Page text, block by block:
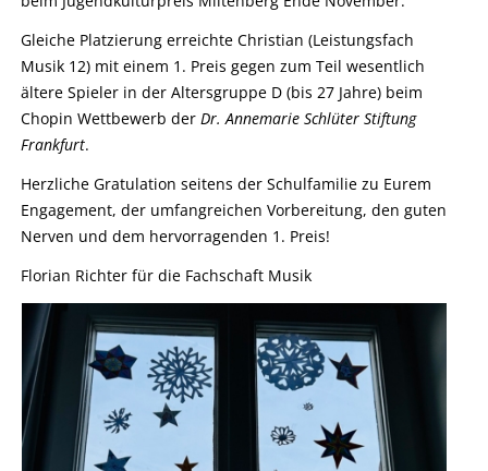
Gleiche Platzierung erreichte Christian (Leistungsfach
Musik 12) mit einem 1. Preis gegen zum Teil wesentlich
ältere Spieler in der Altersgruppe D (bis 27 Jahre) beim
Chopin Wettbewerb der Dr. Annemarie Schlüter Stiftung
Frankfurt.
Herzliche Gratulation seitens der Schulfamilie zu Eurem
Engagement, der umfangreichen Vorbereitung, den guten
Nerven und dem hervorragenden 1. Preis!
Florian Richter für die Fachschaft Musik